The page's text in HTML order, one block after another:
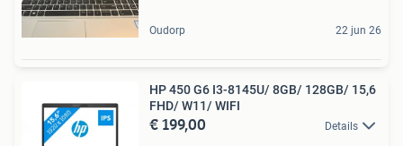
Oudorp 22 jun 26
HP 450 G6 I3-8145U/ 8GB/ 128GB/ 15,6
FHD/ W11/ WIFI
€ 199,00 Details